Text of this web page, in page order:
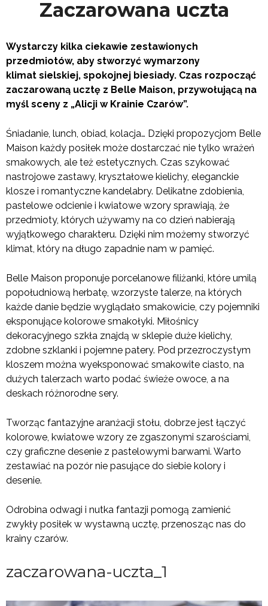
Zaczarowana uczta
Wystarczy kilka ciekawie zestawionych
przedmiotów, aby stworzyć wymarzony
klimat sielskiej, spokojnej biesiady. Czas rozpocząć
zaczarowaną ucztę z Belle Maison, przywołującą na
myśl sceny z „Alicji w Krainie Czarów”.
Śniadanie, lunch, obiad, kolacja… Dzięki propozycjom Belle
Maison każdy posiłek może dostarczać nie tylko wrażeń
smakowych, ale też estetycznych. Czas szykować
nastrojowe zastawy, kryształowe kielichy, eleganckie
klosze i romantyczne kandelabry. Delikatne zdobienia,
pastelowe odcienie i kwiatowe wzory sprawiają, że
przedmioty, których używamy na co dzień nabierają
wyjątkowego charakteru. Dzięki nim możemy stworzyć
klimat, który na długo zapadnie nam w pamięć.
Belle Maison proponuje porcelanowe filiżanki, które umilą
popołudniową herbatę, wzorzyste talerze, na których
każde danie będzie wyglądało smakowicie, czy pojemniki
eksponujące kolorowe smakołyki. Miłośnicy
dekoracyjnego szkła znajdą w sklepie duże kielichy,
zdobne szklanki i pojemne patery. Pod przezroczystym
kloszem można wyeksponować smakowite ciasto, na
dużych talerzach warto podać świeże owoce, a na
deskach różnorodne sery.
Tworząc fantazyjne aranżacji stołu, dobrze jest łączyć
kolorowe, kwiatowe wzory ze zgaszonymi szarościami,
czy graficzne desenie z pastelowymi barwami. Warto
zestawiać na pozór nie pasujące do siebie kolory i
desenie.
Odrobina odwagi i nutka fantazji pomogą zamienić
zwykły posiłek w wystawną ucztę, przenosząc nas do
krainy czarów.
zaczarowana-uczta_1